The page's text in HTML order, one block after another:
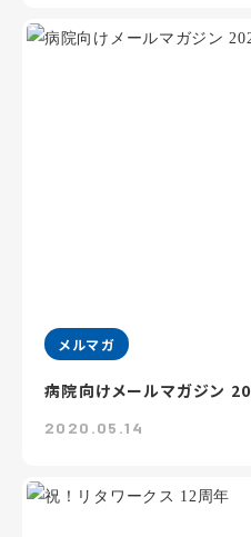
メルマガ
病院向けメールマガジン
2020.05.14